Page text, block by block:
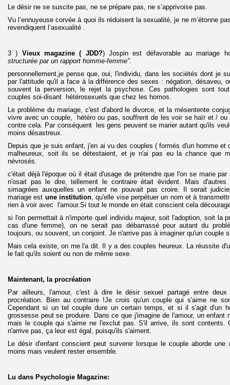
Le désir ne se suscite pas, ne se prépare pas, ne s’apprivoise pas.
Vu l’ennuyeuse corvée à quoi ils réduisent la sexualité, je ne m’étonne
revendiquent l’asexualité .
3 ) Vieux magazine ( JDD?) Jospin est défavorable au mariage
structurée par un rapport homme-femme".
personnellement,je pense que, oui, l'individu, dans les sociétés dont je
par l'attitude qu'il a face à la différence des sexes : négation, désaveu,
souvent la perversion, le rejet la psychose. Ces pathologies sont
couples soi-disant hétérosexuels que chez les homos.
Le problème du mariage, c'est d'abord le divorce, et la mésentente
vivre avec un couple, hétéro ou pas, souffrent de les voir se haïr et / ou
contre cela. Par conséquent les gens peuvent se marier autant qu'ils
moins désastreux.
Depuis que je suis enfant, j'en ai vu des couples ( formés d'un homme et
malheureux, soit ils se détestaient, et je n'ai pas eu la chance que
névrosés.
c'était déjà l'époque où il était d'usage de prétendre que l'on se marie
n'osait pas le dire, tellement le contraire était évident. Mais d'autres
simagrées auxquelles un enfant ne pouvait pas croire. Il serait
mariage est une institution , qu'elle vise perpétuer un nom et à
rien à voir avec l'amour.Si tout le monde en était conscient cela
si l'on permettait à n'importe quel individu majeur, soit l'adoption, soit la
cas d'une femme), on ne serait pas débarrassé pour autant du
toujours, ou souvent, un conjoint. Je n'arrive pas à imaginer qu'un couple
Mais cela existe, on me l'a dit. Il y a des couples heureux. La réussite
le fait qu'ils soient ou non de même sexe.
Maintenant, la procréation
Par ailleurs, l'amour, c'est à dire le désir sexuel partagé entre
procréation. Bien au contraire !Je crois qu'un couple qui s'aime ne
Cependant si un tel couple dure un certain temps, et si il s'agit d'un
grossesse peut se produire. Dans ce que j'imagine de l'amour, un enfant
mais le couple qui s'aime ne l'exclut pas. S'il arrive, ils sont contents.
n'arrive pas, ça leur est égal, puisqu'ils s'aiment.
Le désir d'enfant conscient peut survenir lorsque le couple aborde
moins mais veulent rester ensemble.
Lu dans Psychologie Magazine: